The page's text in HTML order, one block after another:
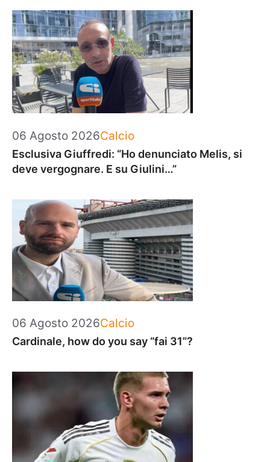
06 Agosto 2026Categorie
Calcio
Esclusiva Giuffredi: “Ho denunciato Melis, si
deve vergognare. E su Giulini…”
06 Agosto 2026Categorie
Calcio
Cardinale, how do you say “fai 31”?